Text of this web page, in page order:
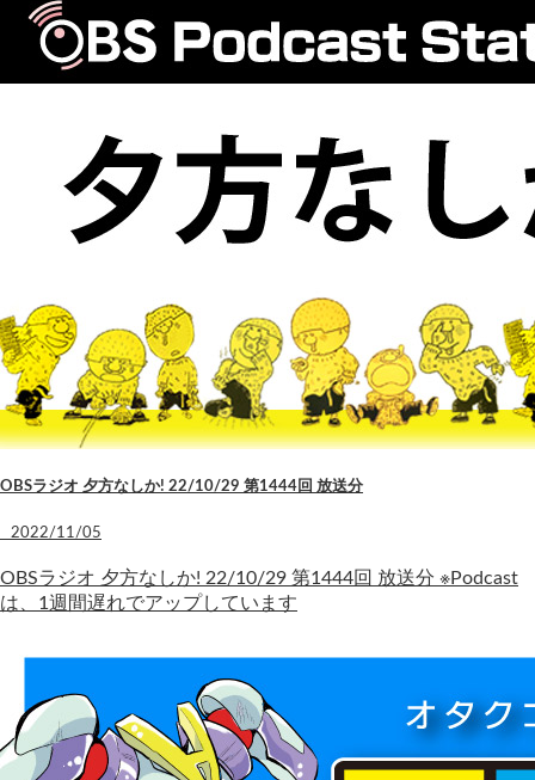
OBSラジオ 夕方なしか! 22/10/29 第1444回 放送分
2022/11/05
OBSラジオ 夕方なしか! 22/10/29 第1444回 放送分 ※Podcast
は、1週間遅れでアップしています